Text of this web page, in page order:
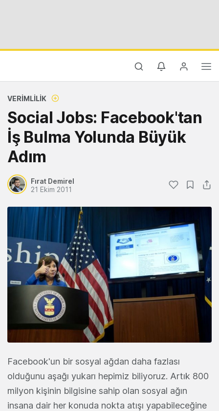
VERIMLILIK
Social Jobs: Facebook'tan
İş Bulma Yolunda Büyük
Adım
Fırat Demirel
21 Ekim 2011
Facebook'un bir sosyal ağdan daha fazlası
olduğunu aşağı yukarı hepimiz biliyoruz. Artık 800
milyon kişinin bilgisine sahip olan sosyal ağın
insana dair her konuda nokta atışı yapabileceğine